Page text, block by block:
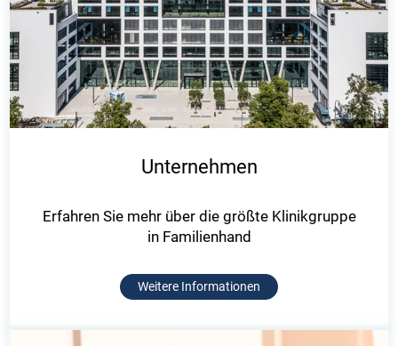
Unternehmen
Erfahren Sie mehr über die größte Klinikgruppe
in Familienhand
Weitere Informationen